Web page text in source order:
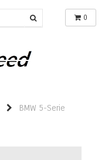
0
BMW 5-Serie